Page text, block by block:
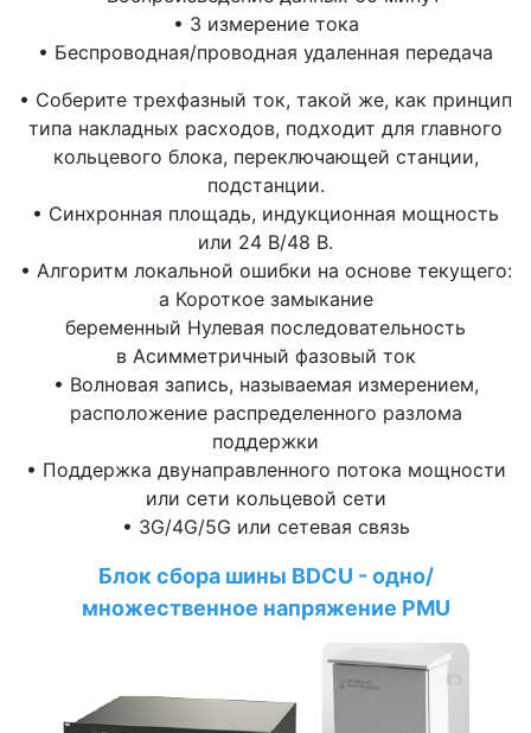
• 3 измерение тока
• Беспроводная/проводная удаленная передача
• Соберите трехфазный ток, такой же, как принцип
типа накладных расходов, подходит для главного
кольцевого блока, переключающей станции,
подстанции.
• Синхронная площадь, индукционная мощность
или 24 В/48 В.
• Алгоритм локальной ошибки на основе текущего:
а Короткое замыкание
беременный Нулевая последовательность
в Асимметричный фазовый ток
• Волновая запись, называемая измерением,
расположение распределенного разлома
поддержки
• Поддержка двунаправленного потока мощности
или сети кольцевой сети
• 3G/4G/5G или сетевая связь
Блок сбора шины BDCU - одно/
множественное напряжение PMU